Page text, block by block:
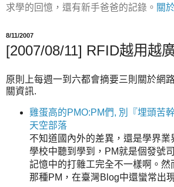
求學的回憶，還有新手爸爸的記錄。 關
8/11/2007
[2007/08/11] RFID越用越
原則上每週一到六都會摘要三則關於網
關資訊.
雞蛋高的PMO:PM們, 別『埋頭苦
天空部落
不知道國內外的差異，還是學界業
學校中聽到學到，PM就是個發號
記憶中的打雜工完全不一樣啊。然
那種PM，在臺灣Blog中還蠻常出